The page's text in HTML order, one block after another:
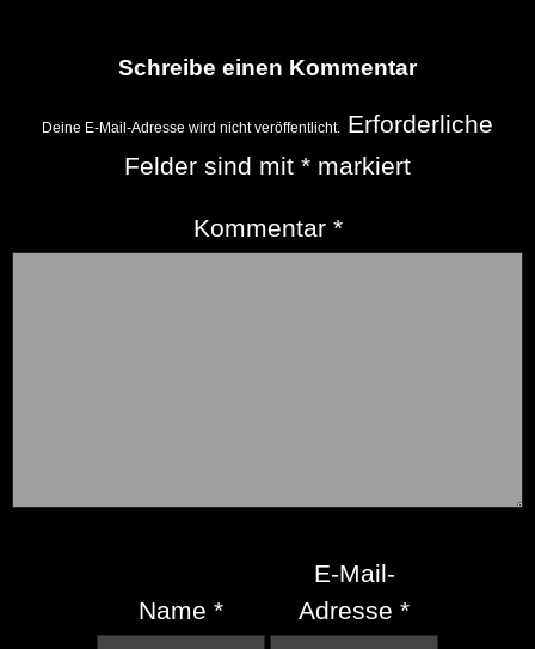
Schreibe einen Kommentar
Deine E-Mail-Adresse wird nicht veröffentlicht.
Erforderliche
Felder sind mit * markiert
Kommentar *
Name *
E-Mail-
Adresse*